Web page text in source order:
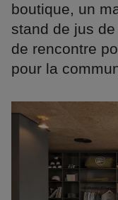
boutique, un
stand de jus
de rencontre
pour la